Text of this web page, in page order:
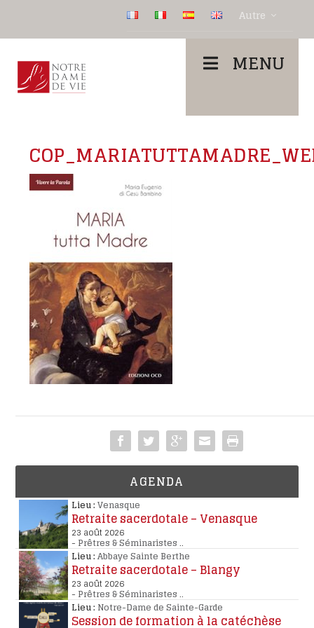
Autre
MENU
AGENDA
Lieu : Venasque
Retraite sacerdotale – Venasque
23 août 2026
- Prêtres & Séminaristes..
Lieu : Abbaye Sainte Berthe
Retraite sacerdotale – Blangy
23 août 2026
- Prêtres & Séminaristes..
Lieu : Notre-Dame de Sainte-Garde
Session de formation à la catéchèse